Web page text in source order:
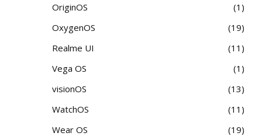
OriginOS
1
OxygenOS
19
Realme UI
11
Vega OS
1
visionOS
13
WatchOS
11
Wear OS
19